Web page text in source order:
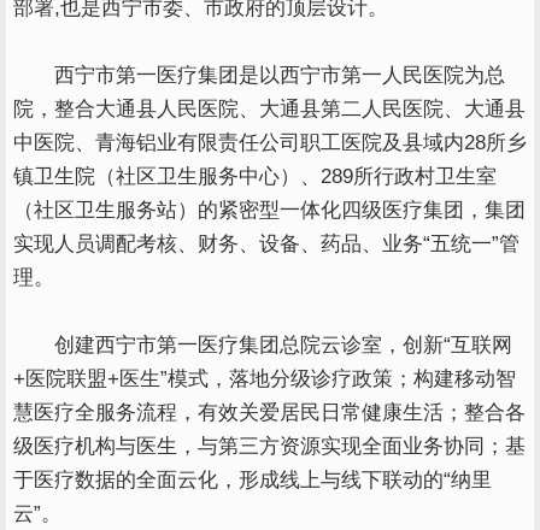
部署,也是西宁市委、市政府的顶层设计。
西宁市第一医疗集团是以西宁市第一人民医院为总
院，整合大通县人民医院、大通县第二人民医院、大通县
中医院、青海铝业有限责任公司职工医院及县域内28所乡
镇卫生院（社区卫生服务中心）、289所行政村卫生室
（社区卫生服务站）的紧密型一体化四级医疗集团，集团
实现人员调配考核、财务、设备、药品、业务“五统一”管
理。
创建西宁市第一医疗集团总院云诊室，创新“互联网
+医院联盟+医生”模式，落地分级诊疗政策；构建移动智
慧医疗全服务流程，有效关爱居民日常健康生活；整合各
级医疗机构与医生，与第三方资源实现全面业务协同；基
于医疗数据的全面云化，形成线上与线下联动的“纳里
云”。